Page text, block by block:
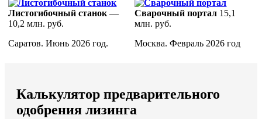
Листогибочный станок —
10,2 млн. руб.
Саратов. Июнь 2026 год.
Сварочный портал 15,1
млн. руб.
Москва. Февраль 2026 год
Калькулятор предварительного
одобрения лизинга